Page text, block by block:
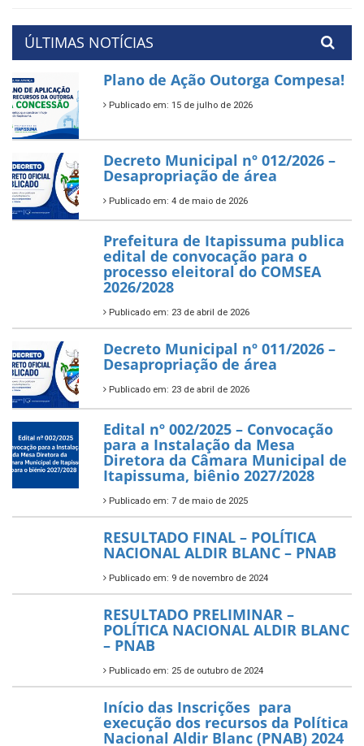
ÚLTIMAS NOTÍCIAS
Plano de Ação Outorga Compesa!
Publicado em: 15 de julho de 2026
Decreto Municipal nº 012/2026 –
Desapropriação de área
Publicado em: 4 de maio de 2026
Prefeitura de Itapissuma publica
edital de convocação para o
processo eleitoral do COMSEA
2026/2028
Publicado em: 23 de abril de 2026
Decreto Municipal nº 011/2026 –
Desapropriação de área
Publicado em: 23 de abril de 2026
Edital nº 002/2025 – Convocação
para a Instalação da Mesa
Diretora da Câmara Municipal de
Itapissuma, biênio 2027/2028
Publicado em: 7 de maio de 2025
RESULTADO FINAL – POLÍTICA
NACIONAL ALDIR BLANC – PNAB
Publicado em: 9 de novembro de 2024
RESULTADO PRELIMINAR –
POLÍTICA NACIONAL ALDIR BLANC
– PNAB
Publicado em: 25 de outubro de 2024
Início das Inscrições para
execução dos recursos da Política
Nacional Aldir Blanc (PNAB) 2024